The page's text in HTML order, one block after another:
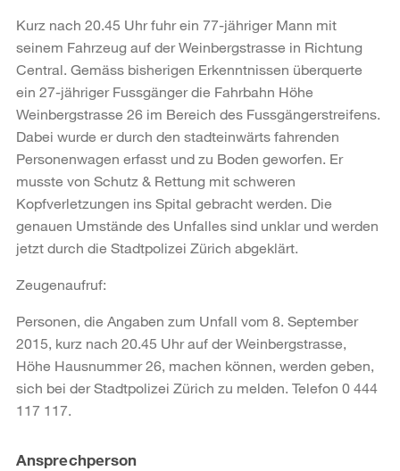
Kurz nach 20.45 Uhr fuhr ein 77-jähriger Mann mit
seinem Fahrzeug auf der Weinbergstrasse in Richtung
Central. Gemäss bisherigen Erkenntnissen überquerte
ein 27-jähriger Fussgänger die Fahrbahn Höhe
Weinbergstrasse 26 im Bereich des Fussgängerstreifens.
Dabei wurde er durch den stadteinwärts fahrenden
Personenwagen erfasst und zu Boden geworfen. Er
musste von Schutz & Rettung mit schweren
Kopfverletzungen ins Spital gebracht werden. Die
genauen Umstände des Unfalles sind unklar und werden
jetzt durch die Stadtpolizei Zürich abgeklärt.
Zeugenaufruf:
Personen, die Angaben zum Unfall vom 8. September
2015, kurz nach 20.45 Uhr auf der Weinbergstrasse,
Höhe Hausnummer 26, machen können, werden geben,
sich bei der Stadtpolizei Zürich zu melden. Telefon 0 444
117 117.
Weitere
Ansprechperson